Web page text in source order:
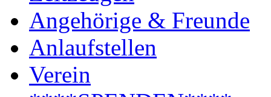
Angehörige & Freunde
Anlaufstellen
Verein